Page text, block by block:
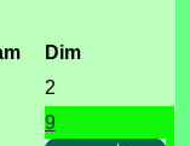
Dim
2
9